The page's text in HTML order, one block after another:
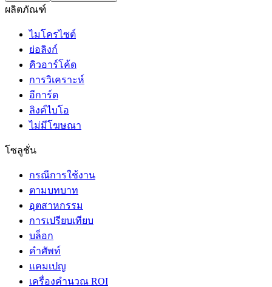
ผลิตภัณฑ์
ไมโครไซต์
ย่อลิงก์
คิวอาร์โค้ด
การวิเคราะห์
อีการ์ด
ลิงค์ไบโอ
ไม่มีโฆษณา
โซลูชั่น
กรณีการใช้งาน
ตามบทบาท
อุตสาหกรรม
การเปรียบเทียบ
บล็อก
คำศัพท์
แคมเปญ
เครื่องคำนวณ ROI